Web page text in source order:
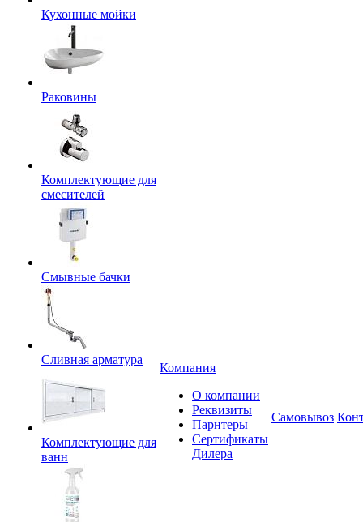
Кухонные мойки
Раковины
Комплектующие для
смесителей
Смывные бачки
Сливная арматура
Комплектующие для
ванн
Компания
О компании
Реквизиты
Парнтеры
Сертификаты
Дилера
Самовывоз